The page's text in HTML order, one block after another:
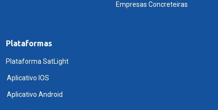
Empresas Concreteiras
Plataformas
Plataforma SatLight
Aplicativo IOS
Aplicativo Android